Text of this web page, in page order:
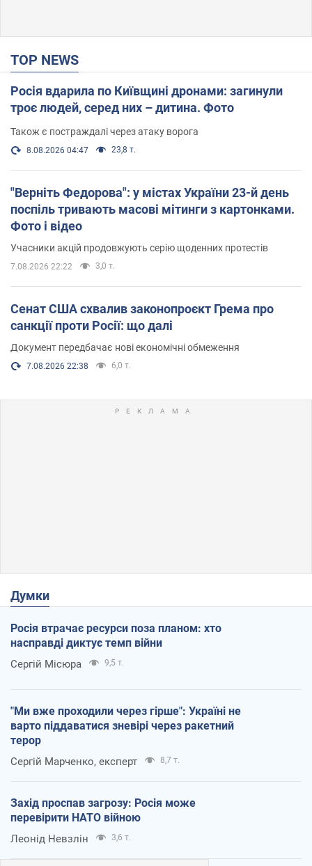
TOP NEWS
Росія вдарила по Київщині дронами: загинули
троє людей, серед них – дитина. Фото
Також є постраждалі через атаку ворога
8.08.2026 04:47 23,8 т.
"Верніть Федорова": у містах України 23-й день
поспіль тривають масові мітинги з картонками.
Фото і відео
Учасники акцій продовжують серію щоденних протестів
7.08.2026 22:22 3,0 т.
Сенат США схвалив законопроєкт Грема про
санкції проти Росії: що далі
Документ передбачає нові економічні обмеження
7.08.2026 22:38 6,0 т.
Думки
Росія втрачає ресурси поза планом: хто
насправді диктує темп війни
Сергій Місюра 9,5 т.
"Ми вже проходили через гірше": Україні не
варто піддаватися зневірі через ракетний
терор
Сергій Марченко, експерт 8,7 т.
Захід проспав загрозу: Росія може
перевірити НАТО війною
Леонід Невзлін 3,6 т.